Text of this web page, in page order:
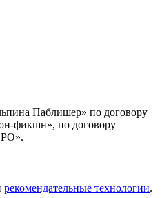
Паблишер» по договору
фикшн», по договору
рекомендательные технологии.